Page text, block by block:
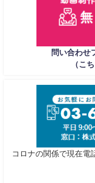
問い合わせ
（こ
コロナの関係で現在電